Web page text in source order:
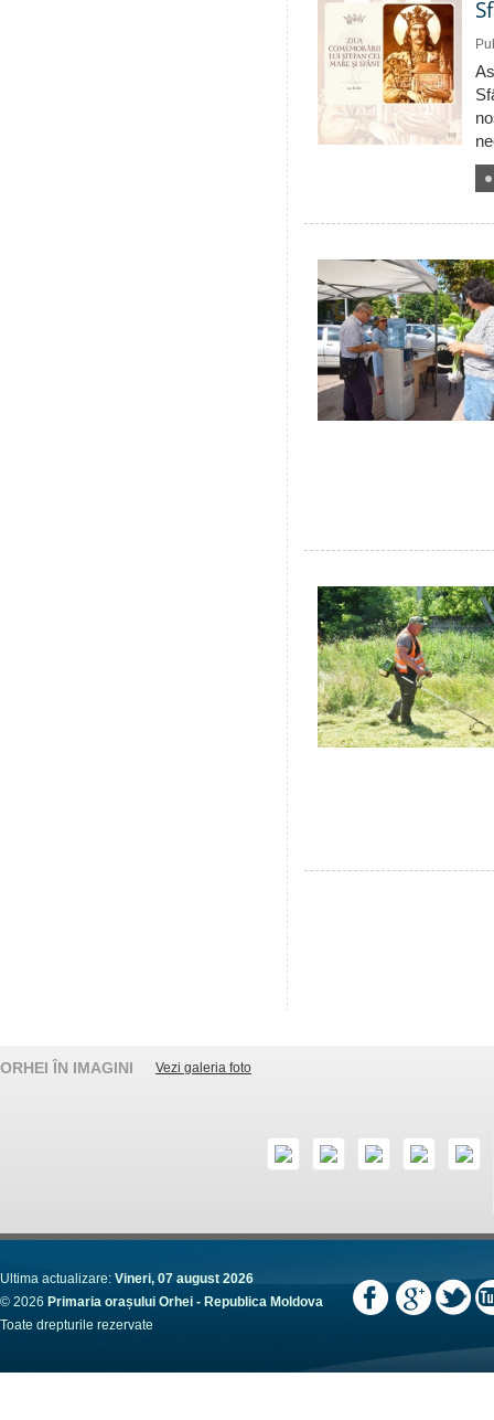
ORHEI ÎN IMAGINI Vezi galeria foto
Ultima actualizare: Vineri, 07 august 2026
© 2026 Primaria orașului Orhei - Republica Moldova
Toate drepturile rezervate